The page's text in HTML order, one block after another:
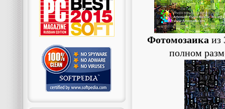
Фотомозаика из
полном